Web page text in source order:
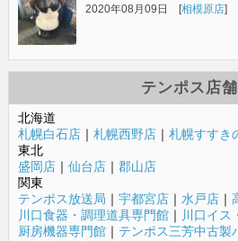
2020年08月09日 [相模原店]
テンポス店舗
北海道
札幌白石店｜ 札幌西野店｜ 札幌すすき
東北
盛岡店｜ 仙台店｜ 郡山店
関東
テンポス放送局 ｜ 宇都宮店｜ 水戸店｜
川口食器・調理道具専門館｜ 川口イス
厨房機器専門館｜ テンポス三芳中古製